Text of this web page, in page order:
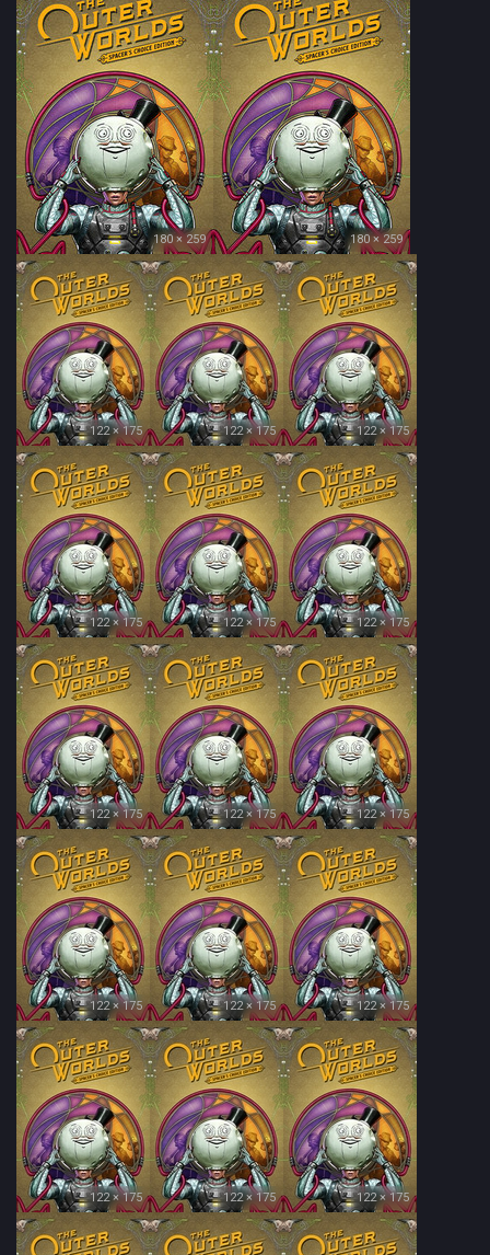
180 × 259 180 × 259
122 × 175 122 × 175 122 × 175
122 × 175 122 × 175 122 × 175
122 × 175 122 × 175 122 × 175
122 × 175 122 × 175 122 × 175
122 × 175 122 × 175 122 × 175